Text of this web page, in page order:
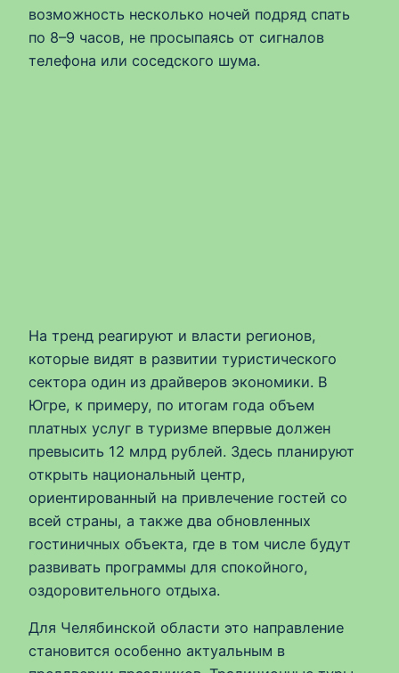
возможность несколько ночей подряд спать
по 8–9 часов, не просыпаясь от сигналов
телефона или соседского шума.
На тренд реагируют и власти регионов,
которые видят в развитии туристического
сектора один из драйверов экономики. В
Югре, к примеру, по итогам года объем
платных услуг в туризме впервые должен
превысить 12 млрд рублей. Здесь планируют
открыть национальный центр,
ориентированный на привлечение гостей со
всей страны, а также два обновленных
гостиничных объекта, где в том числе будут
развивать программы для спокойного,
оздоровительного отдыха.
Для Челябинской области это направление
становится особенно актуальным в